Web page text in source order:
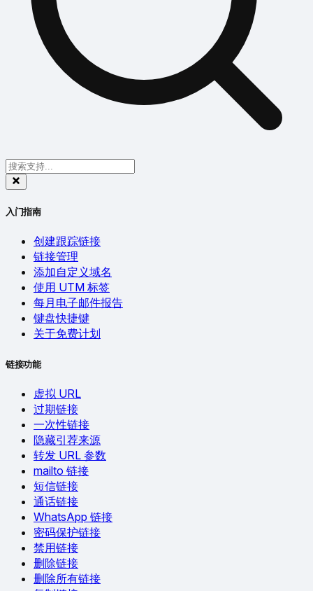
入门指南
创建跟踪链接
链接管理
添加自定义域名
使用 UTM 标签
每月电子邮件报告
键盘快捷键
关于免费计划
链接功能
虚拟 URL
过期链接
一次性链接
隐藏引荐来源
转发 URL 参数
mailto 链接
短信链接
通话链接
WhatsApp 链接
密码保护链接
禁用链接
删除链接
删除所有链接